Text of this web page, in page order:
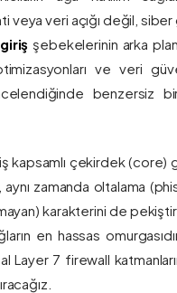
veri açığı değil, siber
şebekelerinin arka
ve veri
benzersiz
kapsamlı çekirdek
zamanda oltalama
karakterini de
en hassas
Layer 7 firewall